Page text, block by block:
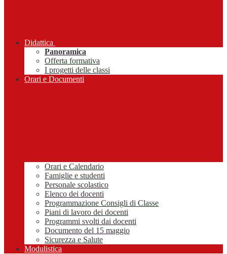
Didattica
Panoramica
Offerta formativa
I progetti delle classi
Orari e Documenti
Orari e Calendario
Famiglie e studenti
Personale scolastico
Elenco dei docenti
Programmazione Consigli di Classe
Piani di lavoro dei docenti
Programmi svolti dai docenti
Documento del 15 maggio
Sicurezza e Salute
Modulistica